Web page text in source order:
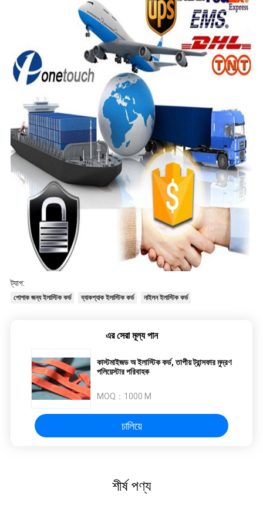
ট্যাগ:
পোশাক জন্য ইলাস্টিক কর্ড ব্যাকপ্যাক ইলাস্টিক কর্ড নাইলন ইলাস্টিক কর্ড
এর সেরা মূল্য পান
কাস্টমাইজড অ ইলাস্টিক কর্ড, তাপীয় ট্রান্সফার মুদ্রণ
পলিয়েস্টার পরিবাহক
MOQ： 1000 M
চালিয়ে
শীর্ষ পণ্য